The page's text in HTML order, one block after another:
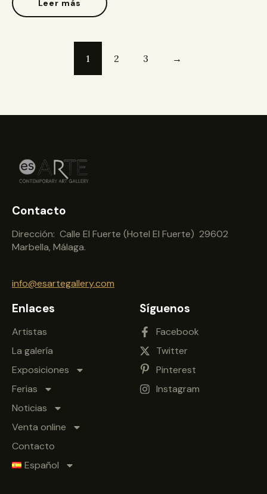
Leer más
1 2 3 →
Contacto
Dirección: Calle El Fuerte (Hotel El Fuerte) 29602
Marbella, Málaga.
info@esartegallery.com
Enlaces
Artistas
La galería
Exposiciones
Ferias
Noticias
Venta online
Contacto
Español
Síguenos
Facebook
Twitter
Pinterest
Instagram